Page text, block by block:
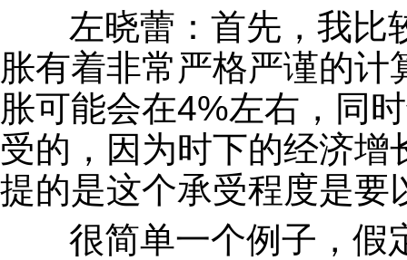
左晓蕾：首先，我比
胀有着非常严格严谨的
胀可能会在4%左右，同
受的，因为时下的经济
提的是这个承受程度是要
很简单一个例子，假